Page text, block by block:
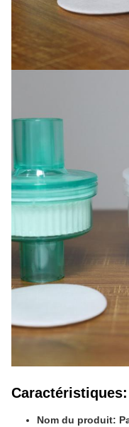
Caractéristiques:
Nom du produit: